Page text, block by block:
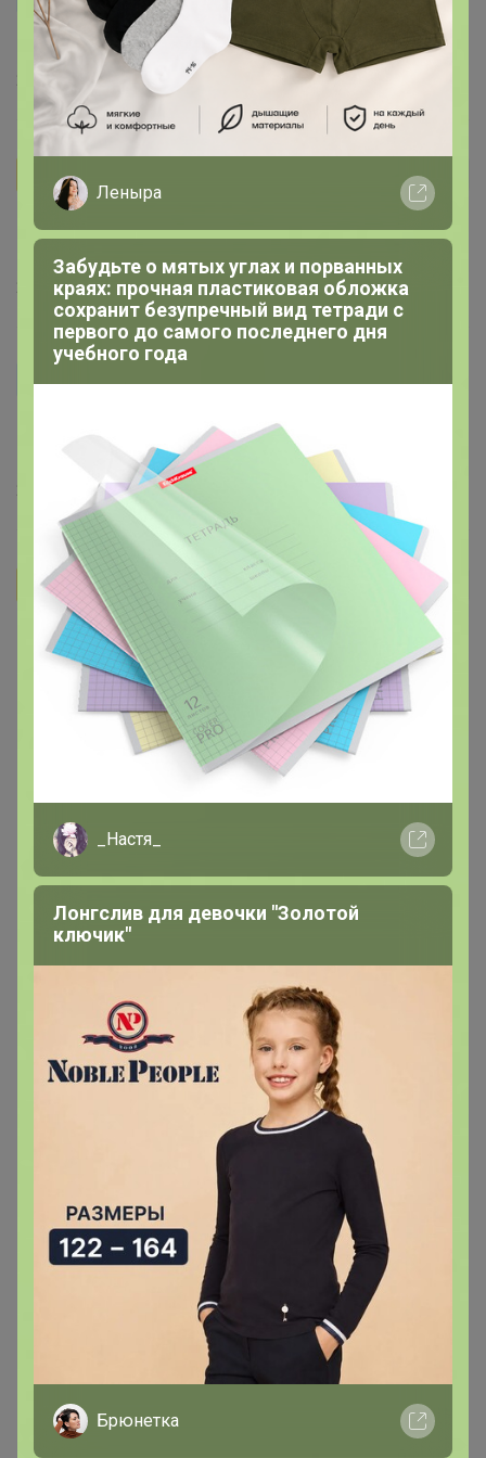
Бонифаций , спасибо за информацию!
21 марта, 2022 20:30
Бонифаций Автор уже получил заказ!
оксанад1976
молотый в каталоге 150гр можно заказать.
21 марта, 2022 17:45
, Скажите пожалуйста, этот лот в данном
каталоге только зерно можно заказать?
21 марта, 2022 16:06
Бонифаций Автор уже получил заказ!
ВНИМАНИЕ! С 14го подорожание кофе на 20%. Заказ
нужен 13 до вечера!
‌Информация по рынку кофе в России:
‌Что сейчас происходит, как лучше поступить?
каждую неделю по текущему курсу на день оплаты.
Если повышается курс доллара — мы поднимаем цену
в прайсе сразу, даже если на складе ещё есть
некоторое количество кофе. Если мы этого не
сделаем — тех денег, за которые мы продали кофе
кофе в таком же объеме.
‌ Если курс снижается — мы тоже сразу снижаем цены
в прайсе, даже если сейчас на складе лежит кофе,
который мы закупили ранее по более высокой цене, и
для нас продажи будут в убыток. Потому что
следующую партию мы купим по более низкой, что
компенсирует эту разницу. (Такой принцип
ценообразования называется стоимостью
замещения.)
С понедельника 14 марта все поставщики
поднимают цену по текущему курсу.
На стоимости
скажется. Рекомендую запастить
кофе на несколько месяцев. Даже если будут
улучшения по курсу, то он отскочит до текущих цен, и
очень мал шанс что меньше. А то, что он может
подскочить еще больше - то у вас будет лежать запас,
Леныра
Забудьте о мятых углах и порванных
краях: прочная пластиковая обложка
сохранит безупречный вид тетради с
первого до самого последнего дня
учебного года
_Настя_
Лонгслив для девочки "Золотой
ключик"
Брюнетка